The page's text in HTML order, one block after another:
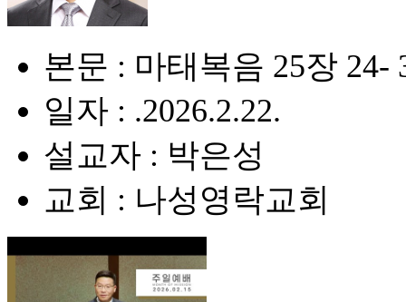
본문 : 마태복음 25장 24-
일자 : .2026.2.22.
설교자 : 박은성
교회 : 나성영락교회